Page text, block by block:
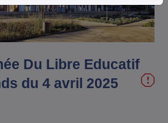
la
vidéo
Du Libre Educatif
du 4 avril 2025